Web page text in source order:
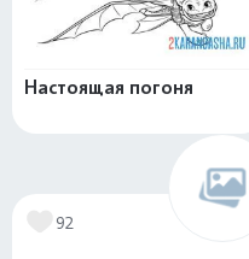
Настоящая погоня
92